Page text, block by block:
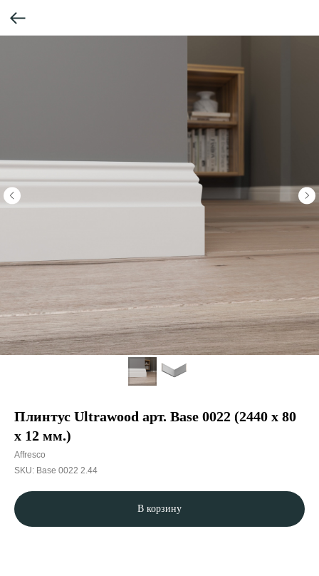
Плинтус Ultrawood арт. Base 0022 (2440 x 80
x 12 мм.)
Affresco
SKU: Base 0022 2.44
В корзину